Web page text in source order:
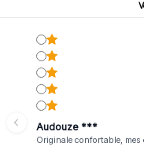
Audouze ***
Originale confortable,